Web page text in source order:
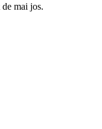
mai jos.